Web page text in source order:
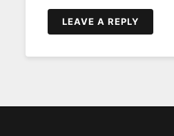
LEAVE A REPLY